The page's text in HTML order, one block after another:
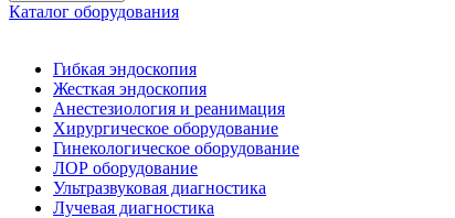
Каталог оборудования
Гибкая эндоскопия
Жесткая эндоскопия
Анестезиология и реанимация
Хирургическое оборудование
Гинекологическое оборудование
ЛОР оборудование
Ультразвуковая диагностика
Лучевая диагностика